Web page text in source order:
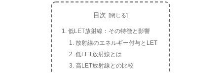
目次
低LET放射線：その特徴と影響
放射線のエネルギー付与とLET
低LET放射線とは
高LET放射線との比較